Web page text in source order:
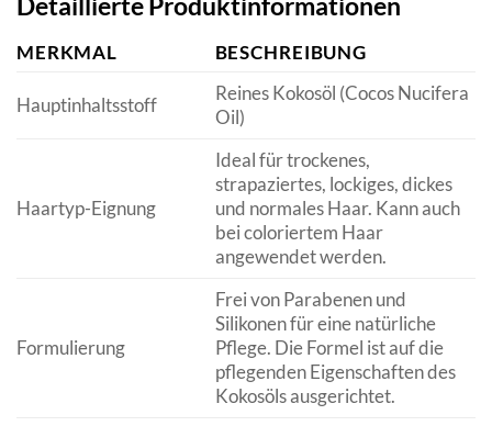
MERKMAL BESCHREIBUNG
Hauptinhaltsstoff
Reines Kokosöl (Cocos Nucifera
Oil)
Haartyp-Eignung
Ideal für trockenes,
strapaziertes, lockiges, dickes
und normales Haar. Kann auch
bei coloriertem Haar
angewendet werden.
Formulierung
Frei von Parabenen und
Silikonen für eine natürliche
Pflege. Die Formel ist auf die
pflegenden Eigenschaften des
Kokosöls ausgerichtet.